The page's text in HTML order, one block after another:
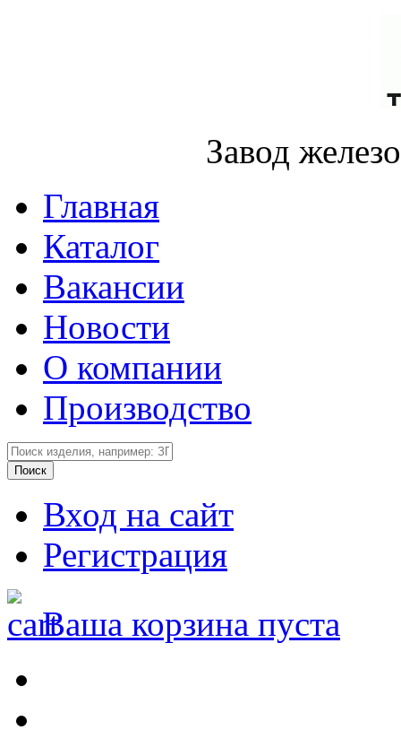
Завод
Главная
Каталог
Вакансии
Новости
О компании
Производство
Вход на сайт
Регистрация
Ваша корзина пуста